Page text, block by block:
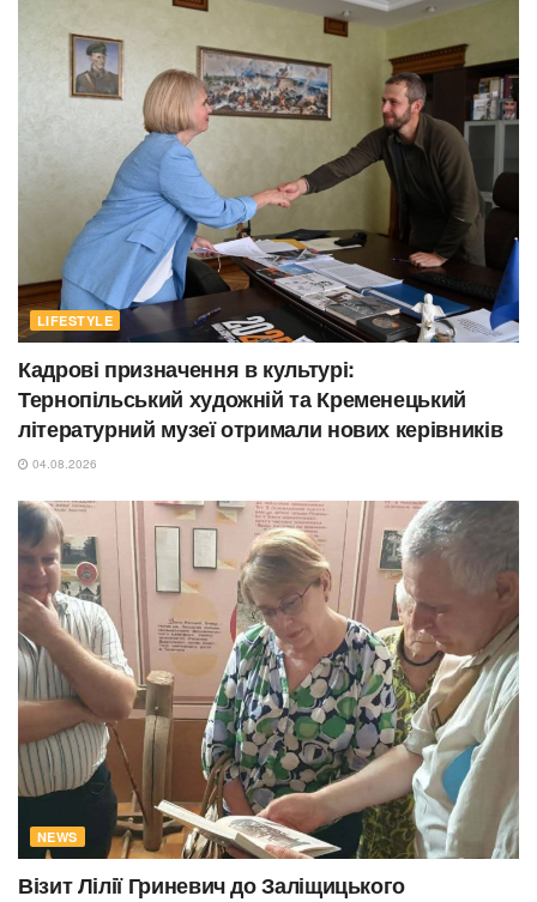
LIFESTYLE
Кадрові призначення в культурі:
Тернопільський художній та Кременецький
літературний музеї отримали нових керівників
04.08.2026
NEWS
Візит Лілії Гриневич до Заліщицького